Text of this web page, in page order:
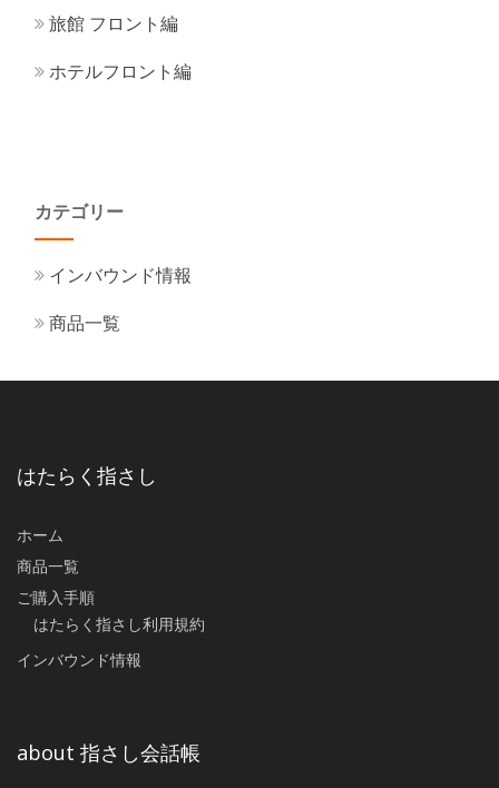
旅館 フロント編
ホテルフロント編
カテゴリー
インバウンド情報
商品一覧
はたらく指さし
ホーム
商品一覧
ご購入手順
はたらく指さし利用規約
インバウンド情報
about 指さし会話帳